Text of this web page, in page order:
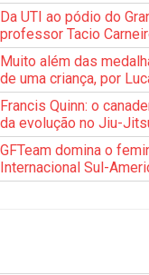
Da UTI ao pódio do
professor Tacio
Muito além das
de uma criança, por
Francis Quinn: o
da evolução no Jiu-
GFTeam domina o
Internacional Sul-